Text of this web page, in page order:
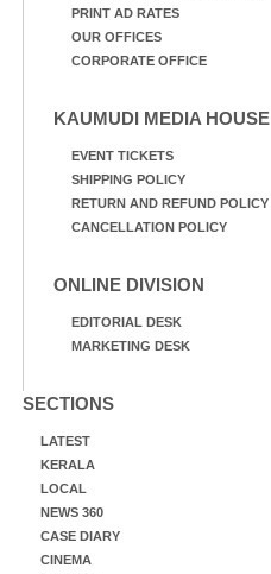
PRINT AD RATES
OUR OFFICES
CORPORATE OFFICE
KAUMUDI MEDIA HOUSE
EVENT TICKETS
SHIPPING POLICY
RETURN AND REFUND POLICY
CANCELLATION POLICY
ONLINE DIVISION
EDITORIAL DESK
MARKETING DESK
SECTIONS
LATEST
KERALA
LOCAL
NEWS 360
CASE DIARY
CINEMA